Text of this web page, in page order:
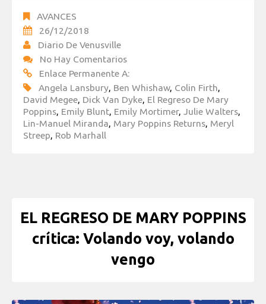
AVANCES
26/12/2018
Diario De Venusville
No Hay Comentarios
Enlace Permanente A:
Angela Lansbury, Ben Whishaw, Colin Firth,
David Megee, Dick Van Dyke, El Regreso De Mary
Poppins, Emily Blunt, Emily Mortimer, Julie Walters,
Lin-Manuel Miranda, Mary Poppins Returns, Meryl
Streep, Rob Marhall
EL REGRESO DE MARY POPPINS
crítica: Volando voy, volando
vengo